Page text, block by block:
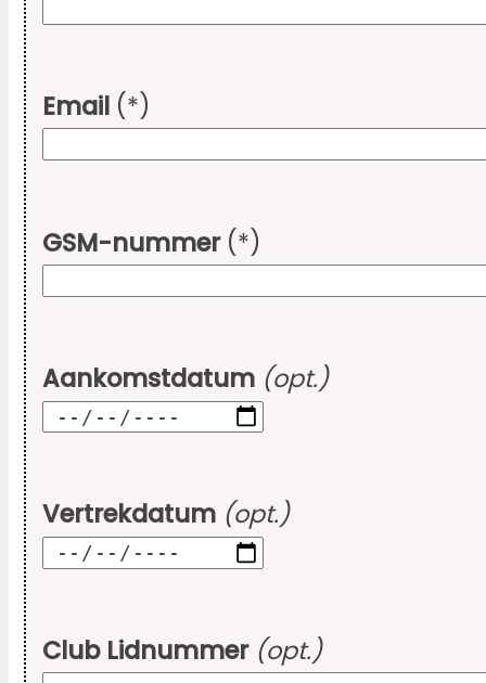
Email (*)
GSM-nummer(*)
Aankomstdatum (opt.)
Vertrekdatum (opt.)
Club Lidnummer (opt.)